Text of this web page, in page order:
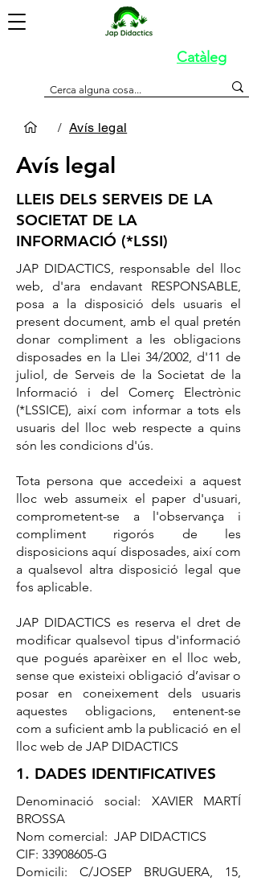
Catàleg
/ Avís legal
Avís legal
LLEIS DELS SERVEIS DE LA
SOCIETAT DE LA
INFORMACIÓ (*LSSI)
JAP DIDACTICS, responsable del lloc
web, d'ara endavant RESPONSABLE,
posa a la disposició dels usuaris el
present document, amb el qual pretén
donar compliment a les obligacions
disposades en la Llei 34/2002, d'11 de
juliol, de Serveis de la Societat de la
Informació i del Comerç Electrònic
(*LSSICE), així com informar a tots els
usuaris del lloc web respecte a quins
són les condicions d'ús.
Tota persona que accedeixi a aquest
lloc web assumeix el paper d'usuari,
comprometent-se a l'observança i
compliment rigorós de les
disposicions aquí disposades, així com
a qualsevol altra disposició legal que
fos aplicable.
JAP DIDACTICS es reserva el dret de
modificar qualsevol tipus d'informació
que pogués aparèixer en el lloc web,
sense que existeixi obligació d’avisar o
posar en coneixement dels usuaris
aquestes obligacions, entenent-se
com a suficient amb la publicació en el
lloc web de JAP DIDACTICS
1. DADES IDENTIFICATIVES
Denominació social: XAVIER MARTÍ
BROSSA
Nom comercial: JAP DIDACTICS
CIF: 33908605-G
Domicili: C/JOSEP BRUGUERA, 15,